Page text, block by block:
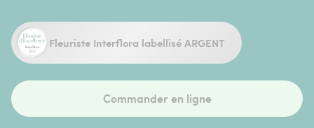
Fleuriste Interflora labellisé ARGENT
Commander en ligne